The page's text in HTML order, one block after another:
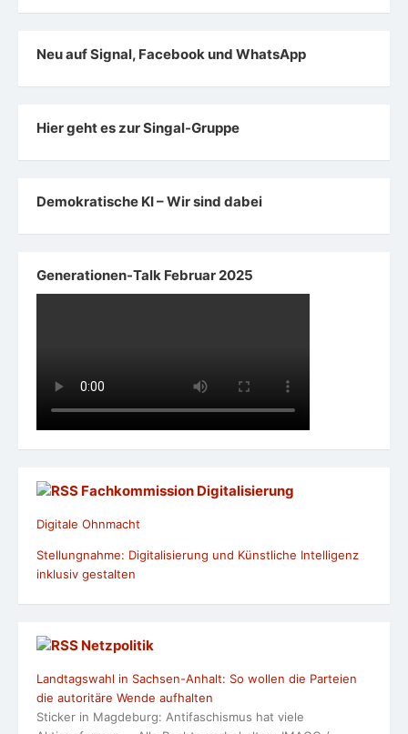
Neu auf Signal, Facebook und WhatsApp
Hier geht es zur Singal-Gruppe
Demokratische KI – Wir sind dabei
Generationen-Talk Februar 2025
Fachkommission Digitalisierung
Digitale Ohnmacht
Stellungnahme: Digitalisierung und Künstliche Intelligenz
inklusiv gestalten
Netzpolitik
Landtagswahl in Sachsen-Anhalt: So wollen die Parteien
die autoritäre Wende aufhalten
Sticker in Magdeburg: Antifaschismus hat viele